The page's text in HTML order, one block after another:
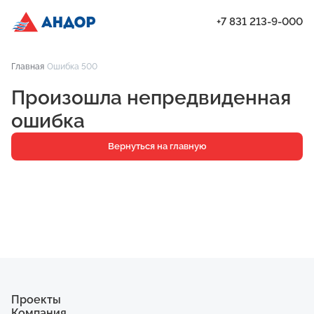
Проекты
Квартиры
Паркинг
Кладовые
+7 831 213-9-000
Главная Ошибка 500
Произошла непредвиденная
ошибка
Вернуться на главную
Проекты